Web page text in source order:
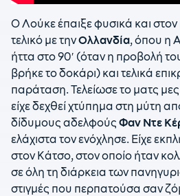
Ο Λούκε έπαιξε φυσικά και
τελικό με τηνΟλλανδία, όπου η
ήττα στο 90′ (όταν η προβολή
βρήκε το δοκάρι) και τελικά
παράταση. Τελείωσε το ματς
είχε δεχθεί χτύπημα στη μύτη
δίδυμους αδελφούς Φαν Ντε
ελάχιστα τον ενόχλησε. Είχε
στον Κάτσο, στον οποίο ήταν
σε όλη τη διάρκεια των
στιγμές που περπατούσα σαν